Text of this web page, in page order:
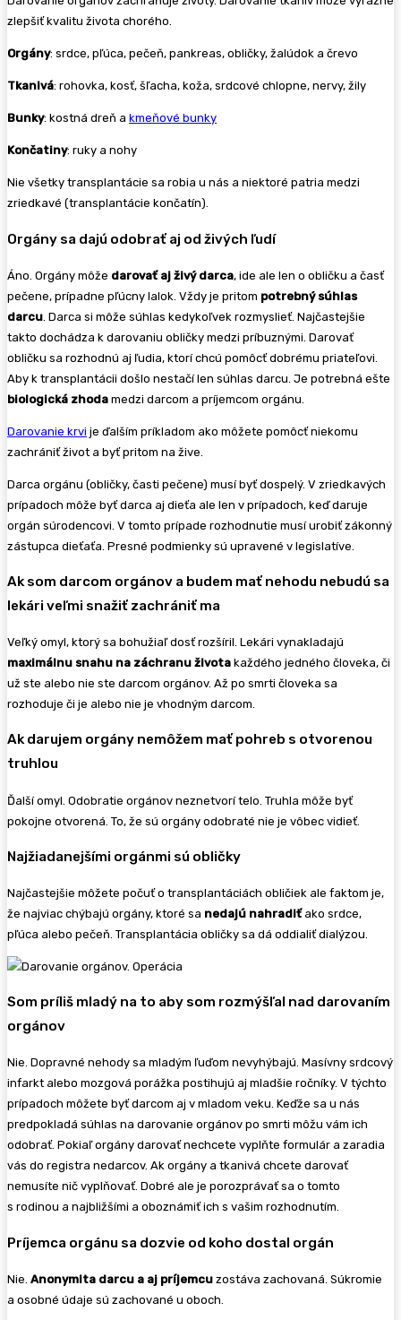
zlepšiť kvalitu života chorého.
Orgány: srdce, pľúca, pečeň, pankreas, obličky, žalúdok a črevo
Tkanivá: rohovka, kosť, šľacha, koža, srdcové chlopne, nervy, žily
Bunky: kostná dreň a kmeňové bunky
Končatiny: ruky a nohy
Nie všetky transplantácie sa robia u nás a niektoré patria medzi
zriedkavé (transplantácie končatín).
Orgány sa dajú odobrať aj od živých ľudí
Áno. Orgány môže darovať aj živý darca, ide ale len o obličku a časť
pečene, prípadne pľúcny lalok. Vždy je pritom potrebný súhlas
darcu . Darca si môže súhlas kedykoľvek rozmyslieť. Najčastejšie
takto dochádza k darovaniu obličky medzi príbuznými. Darovať
obličku sa rozhodnú aj ľudia, ktorí chcú pomôcť dobrému priateľovi.
Aby k transplantácii došlo nestačí len súhlas darcu. Je potrebná ešte
biologická zhoda medzi darcom a príjemcom orgánu.
Darovanie krvi je ďalším príkladom ako môžete pomôcť niekomu
zachrániť život a byť pritom na žive.
Darca orgánu (obličky, časti pečene) musí byť dospelý. V zriedkavých
prípadoch môže byť darca aj dieťa ale len v prípadoch, keď daruje
orgán súrodencovi. V tomto prípade rozhodnutie musí urobiť zákonný
zástupca dieťaťa. Presné podmienky sú upravené v legislatíve.
Ak som darcom orgánov a budem mať nehodu nebudú sa
lekári veľmi snažiť zachrániť ma
Veľký omyl, ktorý sa bohužiaľ dosť rozšíril. Lekári vynakladajú
maximálnu snahu na záchranu života každého jedného človeka, či
už ste alebo nie ste darcom orgánov. Až po smrti človeka sa
rozhoduje či je alebo nie je vhodným darcom.
Ak darujem orgány nemôžem mať pohreb s otvorenou
truhlou
Ďalší omyl. Odobratie orgánov neznetvorí telo. Truhla môže byť
pokojne otvorená. To, že sú orgány odobraté nie je vôbec vidieť.
Najžiadanejšími orgánmi sú obličky
Najčastejšie môžete počuť o transplantáciách obličiek ale faktom je,
že najviac chýbajú orgány, ktoré sa nedajú nahradiťako srdce,
pľúca alebo pečeň. Transplantácia obličky sa dá oddialiť dialýzou.
Som príliš mladý na to aby som rozmýšľal nad darovaním
orgánov
Nie. Dopravné nehody sa mladým ľuďom nevyhýbajú. Masívny srdcový
infarkt alebo mozgová porážka postihujú aj mladšie ročníky. V týchto
prípadoch môžete byť darcom aj v mladom veku. Keďže sa u nás
predpokladá súhlas na darovanie orgánov po smrti môžu vám ich
odobrať. Pokiaľ orgány darovať nechcete vyplňte formulár a zaradia
vás do registra nedarcov. Ak orgány a tkanivá chcete darovať
nemusíte nič vyplňovať. Dobré ale je porozprávať sa o tomto
s rodinou a najbližšími a oboznámiť ich s vašim rozhodnutím.
Príjemca orgánu sa dozvie od koho dostal orgán
Nie. Anonymita darcu a aj príjemcu zostáva zachovaná. Súkromie
a osobné údaje sú zachované u oboch.